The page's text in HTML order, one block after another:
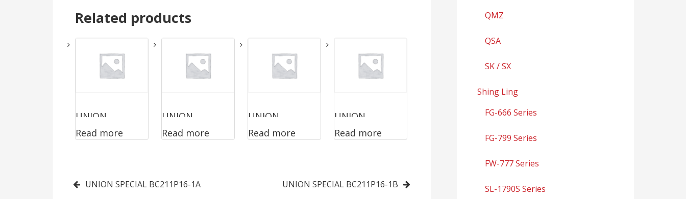
Related products
UNION
SPECIAL
Read more
UNION
SPECIAL
Read more
UNION
SPECIAL
Read more
UNION
SPECIAL
Read more
Post
UNION SPECIAL BC211P16-1A UNION SPECIAL BC211P16-1B
QMZ
QSA
SK / SX
Shing Ling
FG-666 Series
FG-799 Series
FW-777 Series
SL-1790S Series